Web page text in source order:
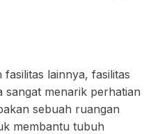
lainnya, fasilitas
sangat menarik perhatian
sebuah ruangan
membantu tubuh